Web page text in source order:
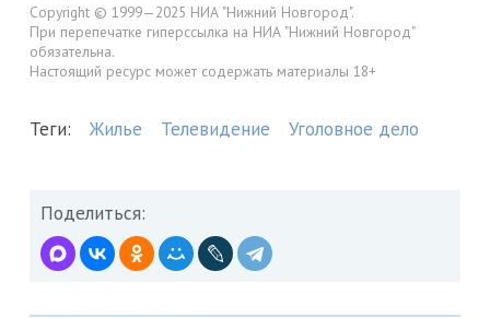
Copyright © 1999—2025 НИА "Нижний Новгород".
При перепечатке гиперссылка на НИА "Нижний Новгород"
обязательна.
Настоящий ресурс может содержать материалы 18+
Теги: Жилье Телевидение Уголовное дело
Поделиться: